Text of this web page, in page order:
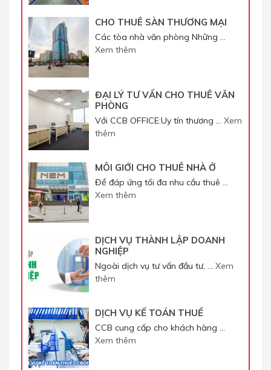
CHO THUÊ SÀN THƯƠNG MẠI
Các tòa nhà văn phòng Những …
Xem thêm
ĐẠI LÝ TƯ VẤN CHO THUÊ VĂN
PHÒNG
Với CCB OFFICE:Uy tín thương … Xem
thêm
MÔI GIỚI CHO THUÊ NHÀ Ở
Để đáp ứng tối đa nhu cầu thuê …
Xem thêm
DỊCH VỤ THÀNH LẬP DOANH
NGHIỆP
Ngoài dịch vụ tư vấn đầu tư, … Xem
thêm
DỊCH VỤ KẾ TOÁN THUẾ
CCB cung cấp cho khách hàng …
Xem thêm